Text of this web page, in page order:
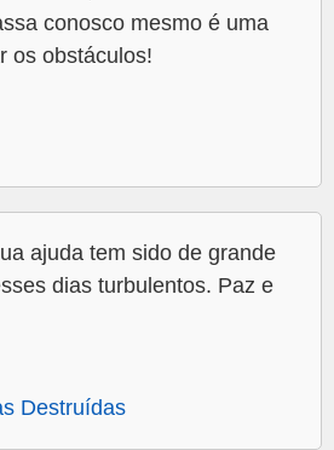
conosco mesmo é uma
os obstáculos!
ajuda tem sido de grande
dias turbulentos. Paz e
Destruídas